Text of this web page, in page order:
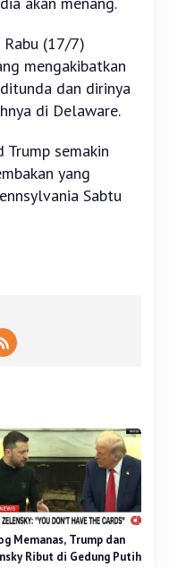
(17/7)
mengakibatkan
dan dirinya
di Delaware.
semakin
yang
Sabtu
Memanas, Trump dan
Ribut di Gedung Putih